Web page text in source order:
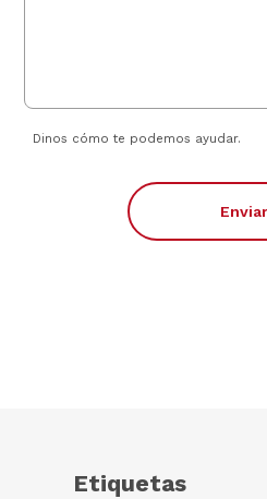
Dinos cómo te podemos ayudar.
Enviar
Etiquetas